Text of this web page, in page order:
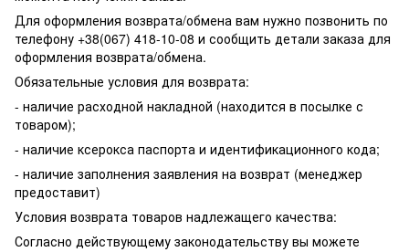
Для оформления возврата/обмена вам нужно позвонить по
телефону +38(067) 418-10-08 и сообщить детали заказа для
оформления возврата/обмена.
Обязательные условия для возврата:
- наличие расходной накладной (находится в посылке с
товаром);
- наличие ксерокса паспорта и идентификационного кода;
- наличие заполнения заявления на возврат (менеджер
предоставит)
Условия возврата товаров надлежащего качества:
Согласно действующему законодательству вы можете